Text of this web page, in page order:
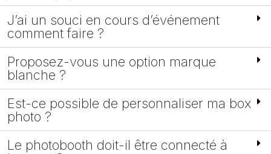
J’ai un souci en cours d’événement
comment faire ?
Proposez-vous une option marque
blanche ?
Est-ce possible de personnaliser ma box
photo ?
Le photobooth doit-il être connecté à